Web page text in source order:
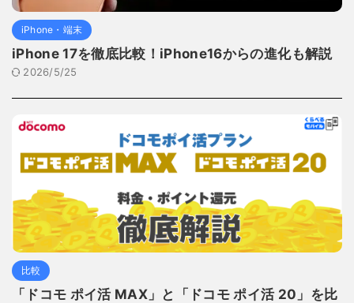
iPhone・端末
iPhone 17を徹底比較！iPhone16からの進化も解説
2026/5/25
比較
「ドコモ ポイ活 MAX」と「ドコモ ポイ活 20」を比